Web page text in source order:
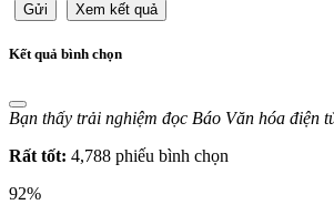
Gửi Xem kết quả
Kết quả bình chọn
Bạn thấy trải nghiệm đọc Báo Văn hóa điện
Rất tốt: 4,788 phiếu bình chọn
92%